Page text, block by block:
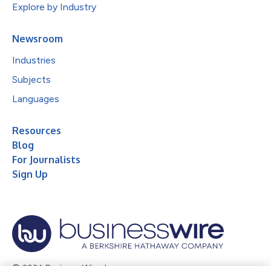
Explore by Industry
Newsroom
Industries
Subjects
Languages
Resources
Blog
For Journalists
Sign Up